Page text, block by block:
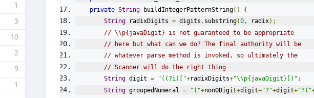
1
3
10
2
9
1
private String buildIntegerPatternString()
{
String radixDigits = digits . substring(0, radix);
// \\p{javaDigit} is not guaranteed to be appropriate
// here but what can we do? The final authority will be
// whatever parse method is invoked, so ultimately the
// Scanner will do the right thing
String digit = "((?i)["+radixDigits+"\\p{javaDigit}])" ;
String groupedNumeral = "("+non0Digit+digit+"?"+digit+"?("